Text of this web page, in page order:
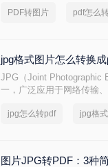
优缺点和适用场景，用户
PDF转图片 pdf怎么
jpg格式图片怎么转换
JPG（Joint Photographic
一，广泛应用于网络传输
档。那么jpg格式图片怎么
jpg怎么转pdf jpg格
图片JPG转PDF：3种